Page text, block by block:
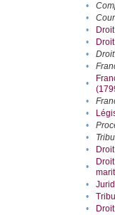
•
•
•
•
•
•
•
•
•
•
•
•
•
•
•
•